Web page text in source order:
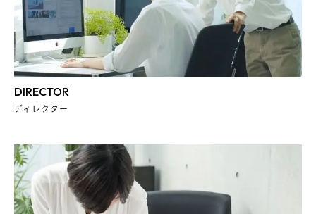
DIRECTOR
ディレクター